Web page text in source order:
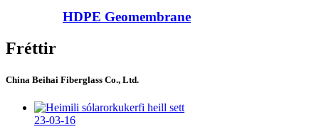
HDPE Geomembrane
Fréttir
China Beihai Fiberglass Co., Ltd.
23-03-16